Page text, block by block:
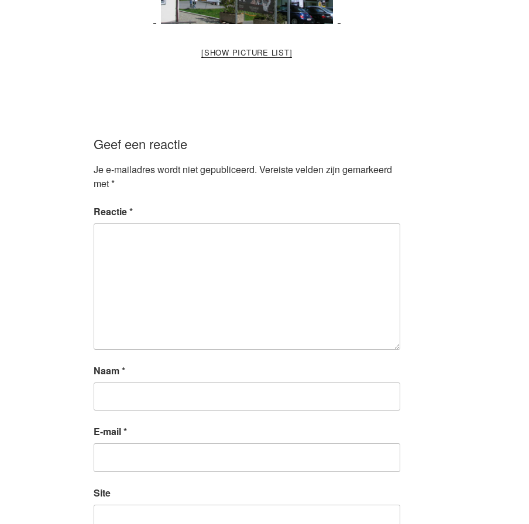
[SHOW PICTURE LIST]
Geef een reactie
Je e-mailadres wordt niet gepubliceerd. Vereiste velden zijn gemarkeerd
met*
Reactie*
Naam*
E-mail*
Site